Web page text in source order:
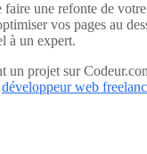
faire une refonte de
vos pages au
à un expert.
un projet sur
développeur web